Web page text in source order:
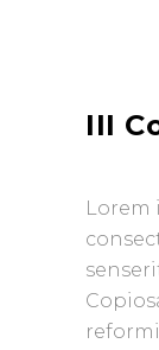
III
Lorem